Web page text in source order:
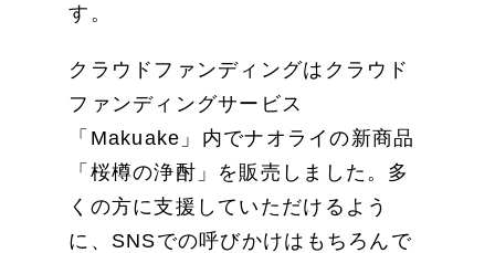
す。
クラウドファンディングはクラウド
ファンディングサービス
「Makuake」内でナオライの新商品
「桜樽の浄酎」を販売しました。多
くの方に支援していただけるよう
に、SNSでの呼びかけはもちろんで